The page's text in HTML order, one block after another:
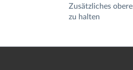
Zusätzliches
zu halten